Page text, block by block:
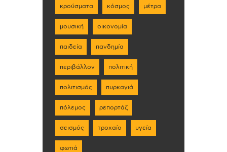
κρούσματα κόσμος μέτρα
μουσική οικονομία
παιδεία πανδημία
περιβάλλον πολιτική
πολιτισμός πυρκαγιά
πόλεμος ρεπορτάζ
σεισμός τροχαίο υγεία
φωτιά